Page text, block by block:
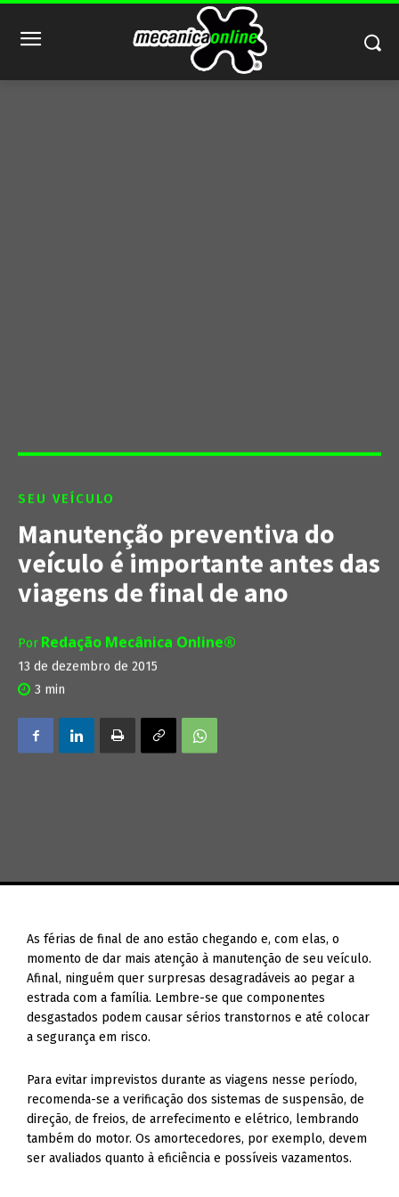
SEU VEÍCULO
Manutenção preventiva do
veículo é importante antes das
viagens de final de ano
Por Redação Mecânica Online®
13 de dezembro de 2015
3 min
As férias de final de ano estão chegando e, com elas, o
momento de dar mais atenção à manutenção de seu veículo.
Afinal, ninguém quer surpresas desagradáveis ao pegar a
estrada com a família. Lembre-se que componentes
desgastados podem causar sérios transtornos e até colocar
a segurança em risco.
Para evitar imprevistos durante as viagens nesse período,
recomenda-se a verificação dos sistemas de suspensão, de
direção, de freios, de arrefecimento e elétrico, lembrando
também do motor. Os amortecedores, por exemplo, devem
ser avaliados quanto à eficiência e possíveis vazamentos.